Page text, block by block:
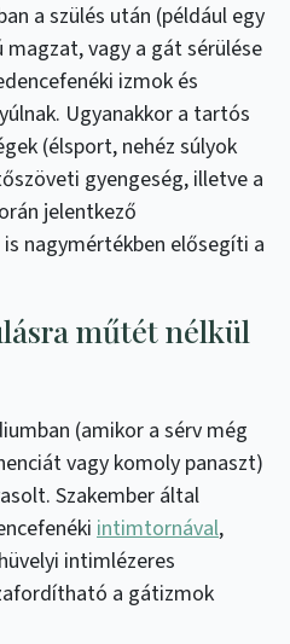
a szülés után (például egy
magzat, vagy a gát sérülése
izmok és
Ugyanakkor a tartós
(élsport, nehéz súlyok
gyengeség, illetve a
jelentkező
nagymértékben elősegíti a
műtét nélkül
(amikor a sérv még
vagy komoly panaszt)
Szakember által
intimtornával,
intimlézeres
a gátizmok